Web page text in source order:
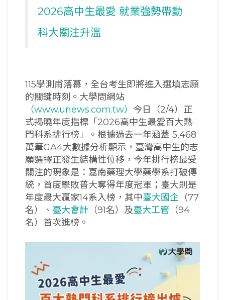
2026高中生最愛 就業強勢帶動
科大關注升溫
115學測甫落幕，全台考生即將進入選填志願
的關鍵時刻。大學問網站
（www.unews.com.tw） 今日（2/4）正
式揭曉年度指標「2026高中生最愛百大熱
門科系排行榜」。根據過去一年涵蓋 5,468
萬筆GA4大數據分析顯示，臺灣高中生的志
願選擇正發生結構性位移，今年排行榜最受
關注的現象是：嘉南藥理大學藥學系打破傳
統，首度擊敗普大奪得年度冠軍；臺大則是
年度最大贏家14系入榜，其中臺大國企 （77
名）、 臺大會計 （91名）及臺大工管 （94
名）首次進榜。